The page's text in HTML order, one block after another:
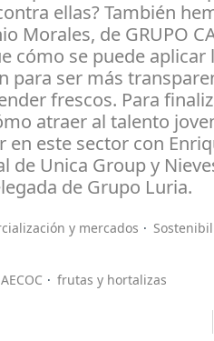
ellas? También
Morales, de GRUPO
cómo se puede aplicar
para ser más
frescos. Para
atraer al talento
en este sector con
de Unica Group y
de Grupo Luria.
y mercados
frutas y hortalizas